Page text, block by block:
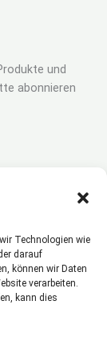
Technologien wie
darauf
können wir Daten
verarbeiten.
kann dies
und
abonnieren
AGB